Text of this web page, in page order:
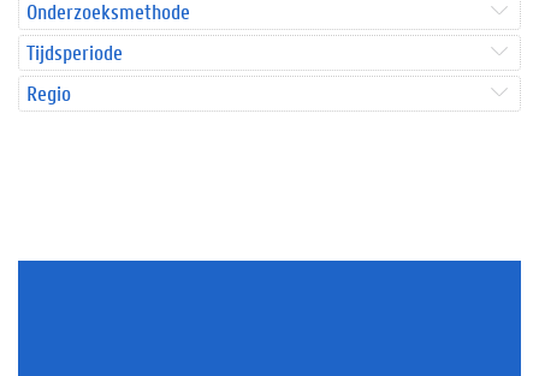
Onderzoeksmethode
Tijdsperiode
Regio